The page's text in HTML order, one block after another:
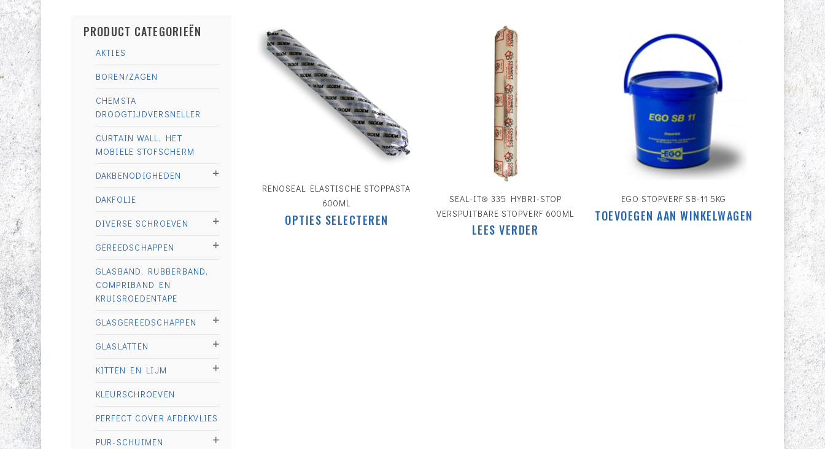
PRODUCT CATEGORIEËN
AKTIES
BOREN/ZAGEN
CHEMSTA
DROOGTIJDVERSNELLER
CURTAIN WALL, HET
MOBIELE STOFSCHERM
DAKBENODIGHEDEN
DAKFOLIE
DIVERSE SCHROEVEN
GEREEDSCHAPPEN
GLASBAND, RUBBERBAND,
COMPRIBAND EN
KRUISROEDENTAPE
GLASGEREEDSCHAPPEN
GLASLATTEN
KITTEN EN LIJM
KLEURSCHROEVEN
PERFECT COVER AFDEKVLIES
PUR-SCHUIMEN
€200.00
RENOSEAL ELASTISCHE STOPPASTA
600ML
OPTIES SELECTEREN
SEAL-IT® 335 HYBRI-STOP
VERSPUITBARE STOPVERF 600ML
LEES VERDER
€13.95
EGO STOPVERF SB-11 5KG
TOEVOEGEN AAN WINKELWAGEN